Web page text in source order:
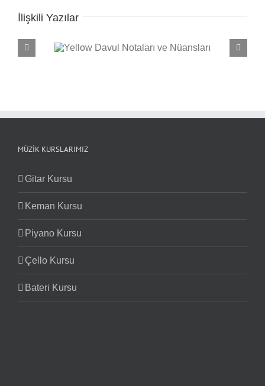
İlişkili Yazılar
MÜZIK KURSLARIMIZ
Gitar Kursu
Keman Kursu
Piyano Kursu
Çello Kursu
Bateri Kursu